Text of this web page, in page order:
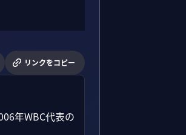
リンクをコピー
年WBC代表の